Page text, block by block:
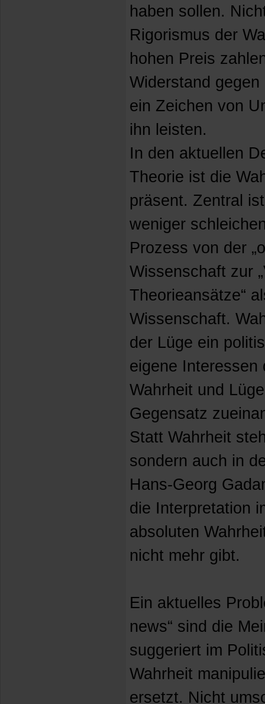
haben sollen.
Rigorismus der
hohen Preis
Widerstand
ein Zeichen von
ihn leisten.
In den aktuellen
Theorie ist die
präsent. Zentral
weniger
Prozess von der
Wissenschaft zur
Theorieansätze“
Wissenschaft.
der Lüge ein
eigene
Wahrheit und
Gegensatz
Statt Wahrheit
sondern auch in
Hans-Georg
die Interpretation
absoluten
nicht mehr gibt.
Ein aktuelles
news“ sind die
suggeriert im
Wahrheit
ersetzt. Nicht